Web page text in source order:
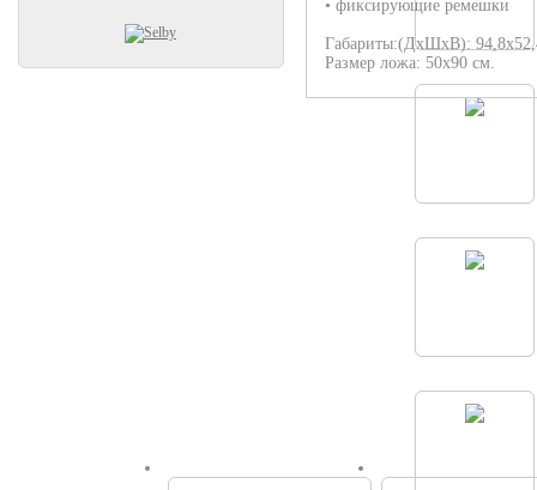
• фиксирующие ремешки
Габариты:(ДхШхВ):
Размер ложа: 50х90 см.